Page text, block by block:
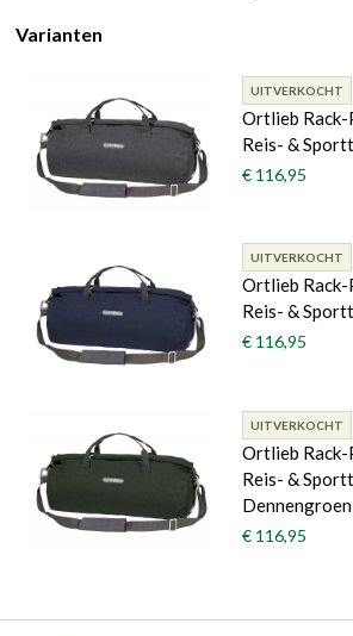
Varianten
UITVERKOCHT
Ortlieb Rack-
Reis- &
€ 116,95
UITVERKOCHT
Ortlieb Rack-
Reis- &
€ 116,95
UITVERKOCHT
Ortlieb Rack-
Reis- &
Dennengroen
€ 116,95